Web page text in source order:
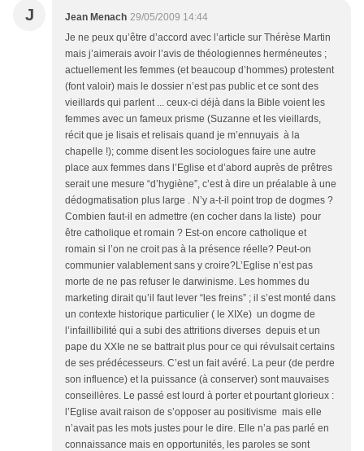
J Jean Menach 29/05/2009 14:44
Je ne peux qu’être d’accord avec l’article sur Thérèse Martin
mais j’aimerais avoir l’avis de théologiennes herméneutes ;
actuellement les femmes (et beaucoup d’hommes) protestent
(font valoir) mais le dossier n’est pas public et ce sont des
vieillards qui parlent ... ceux-ci déjà dans la Bible voient les
femmes avec un fameux prisme (Suzanne et les vieillards,
récit que je lisais et relisais quand je m’ennuyais à la
chapelle !); comme disent les sociologues faire une autre
place aux femmes dans l’Eglise et d’abord auprès de prêtres
serait une mesure “d’hygiène”, c’est à dire un préalable à une
dédogmatisation plus large . N’y a-t-il point trop de dogmes ?
Combien faut-il en admettre (en cocher dans la liste) pour
être catholique et romain ? Est-on encore catholique et
romain si l’on ne croit pas à la présence réelle? Peut-on
communier valablement sans y croire?L’Eglise n’est pas
morte de ne pas refuser le darwinisme. Les hommes du
marketing dirait qu’il faut lever “les freins” ; il s’est monté dans
un contexte historique particulier ( le XIXe) un dogme de
l’infaillibilité qui a subi des attritions diverses depuis et un
pape du XXIe ne se battrait plus pour ce qui révulsait certains
de ses prédécesseurs. C’est un fait avéré. La peur (de perdre
son influence) et la puissance (à conserver) sont mauvaises
conseillères. Le passé est lourd à porter et pourtant glorieux :
l’Eglise avait raison de s’opposer au positivisme mais elle
n’avait pas les mots justes pour le dire. Elle n’a pas parlé en
connaissance mais en opportunités, les paroles se sont